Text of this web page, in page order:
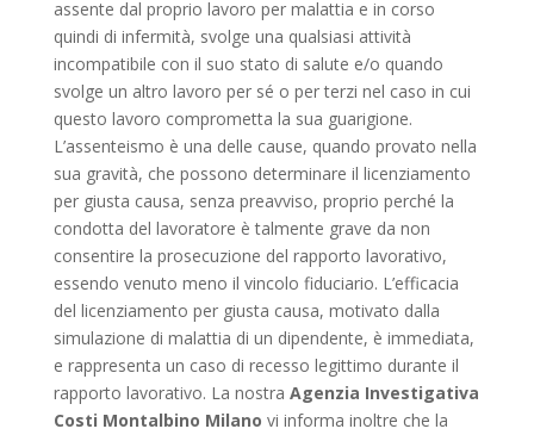
assente dal proprio lavoro per malattia e in corso
quindi di infermità, svolge una qualsiasi attività
incompatibile con il suo stato di salute e/o quando
svolge un altro lavoro per sé o per terzi nel caso in cui
questo lavoro comprometta la sua guarigione.
L’assenteismo è una delle cause, quando provato nella
sua gravità, che possono determinare il licenziamento
per giusta causa, senza preavviso, proprio perché la
condotta del lavoratore è talmente grave da non
consentire la prosecuzione del rapporto lavorativo,
essendo venuto meno il vincolo fiduciario. L’efficacia
del licenziamento per giusta causa, motivato dalla
simulazione di malattia di un dipendente, è immediata,
e rappresenta un caso di recesso legittimo durante il
rapporto lavorativo. La nostra Agenzia Investigativa
Costi Montalbino Milano vi informa inoltre che la